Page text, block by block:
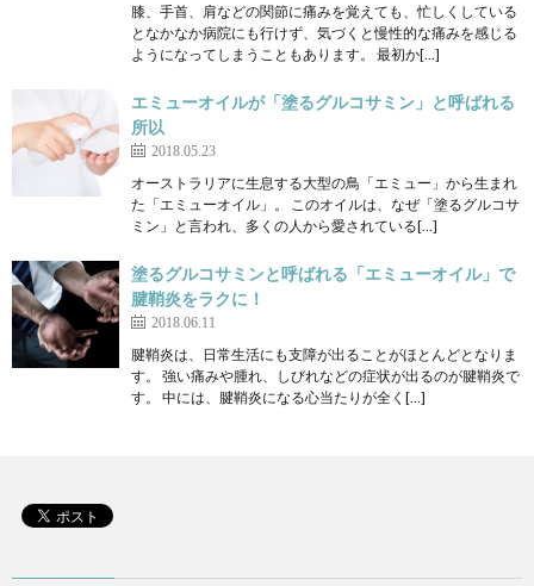
膝、手首、肩などの関節に痛みを覚えても、忙しくしている
となかなか病院にも行けず、気づくと慢性的な痛みを感じる
ようになってしまうこともあります。 最初か[…]
エミューオイルが「塗るグルコサミン」と呼ばれる
所以
2018.05.23
オーストラリアに生息する大型の鳥「エミュー」から生まれ
た「エミューオイル」。 このオイルは、なぜ「塗るグルコサ
ミン」と言われ、多くの人から愛されている[…]
塗るグルコサミンと呼ばれる「エミューオイル」で
腱鞘炎をラクに！
2018.06.11
腱鞘炎は、日常生活にも支障が出ることがほとんどとなりま
す。 強い痛みや腫れ、しびれなどの症状が出るのが腱鞘炎で
す。 中には、腱鞘炎になる心当たりが全く[…]